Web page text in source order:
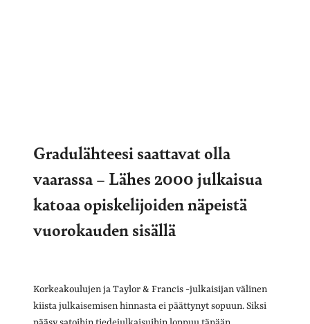
Gradulähteesi saattavat olla
vaarassa – Lähes 2000 julkaisua
katoaa opiskelijoiden näpeistä
vuorokauden sisällä
Korkeakoulujen ja Taylor & Francis -julkaisijan välinen
kiista julkaisemisen hinnasta ei päättynyt sopuun. Siksi